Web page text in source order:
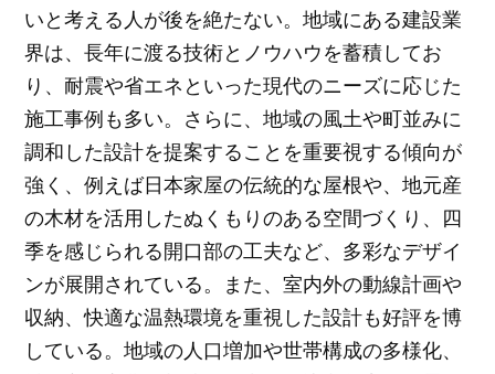
いと考える人が後を絶たない。地域にある建設業
界は、長年に渡る技術とノウハウを蓄積してお
り、耐震や省エネといった現代のニーズに応じた
施工事例も多い。さらに、地域の風土や町並みに
調和した設計を提案することを重要視する傾向が
強く、例えば日本家屋の伝統的な屋根や、地元産
の木材を活用したぬくもりのある空間づくり、四
季を感じられる開口部の工夫など、多彩なデザイ
ンが展開されている。また、室内外の動線計画や
収納、快適な温熱環境を重視した設計も好評を博
している。地域の人口増加や世帯構成の多様化、